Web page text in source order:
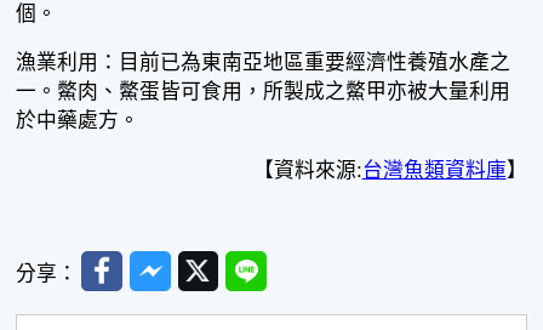
個。
漁業利用：目前已為東南亞地區重要經濟性養殖水產之
一。鱉肉、鱉蛋皆可食用，所製成之鱉甲亦被大量利用
於中藥處方。
【資料來源:台灣魚類資料庫】
分享： FacebookMessenger
TwitterLine